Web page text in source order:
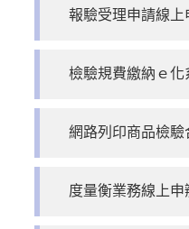
報驗受理申請線上
檢驗規費繳納ｅ化
網路列印商品檢驗
度量衡業務線上申